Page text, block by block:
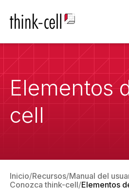
Elementos
cell
Inicio Recursos Manual del
Conozca think-cell Elementos